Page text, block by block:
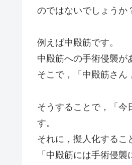
のではないでしょうか
例えば中殿筋です。
中殿筋への手術侵襲が
そこで，「中殿筋さん
そうすることで，「今
す。
それに，擬人化するこ
「中殿筋には手術侵